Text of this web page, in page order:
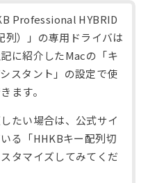
Professional HYBRID
列）」の専用ドライバは
に紹介したMacの「キ
スタント」の設定で使
ます。
たい場合は、公式サイ
る「HHKBキー配列切
タマイズしてみてくだ